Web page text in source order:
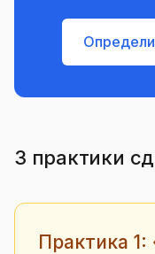
3 практики
Практика